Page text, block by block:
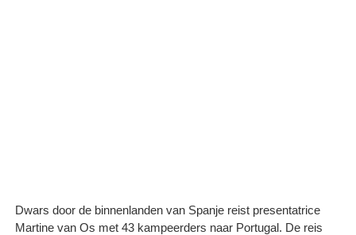
Dwars door de binnenlanden van Spanje reist presentatrice
Martine van Os met 43 kampeerders naar Portugal. De reis